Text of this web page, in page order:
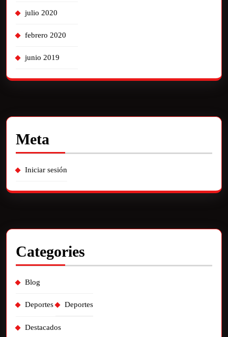
julio 2020
febrero 2020
junio 2019
Meta
Iniciar sesión
Categories
Blog
Deportes Deportes
Destacados